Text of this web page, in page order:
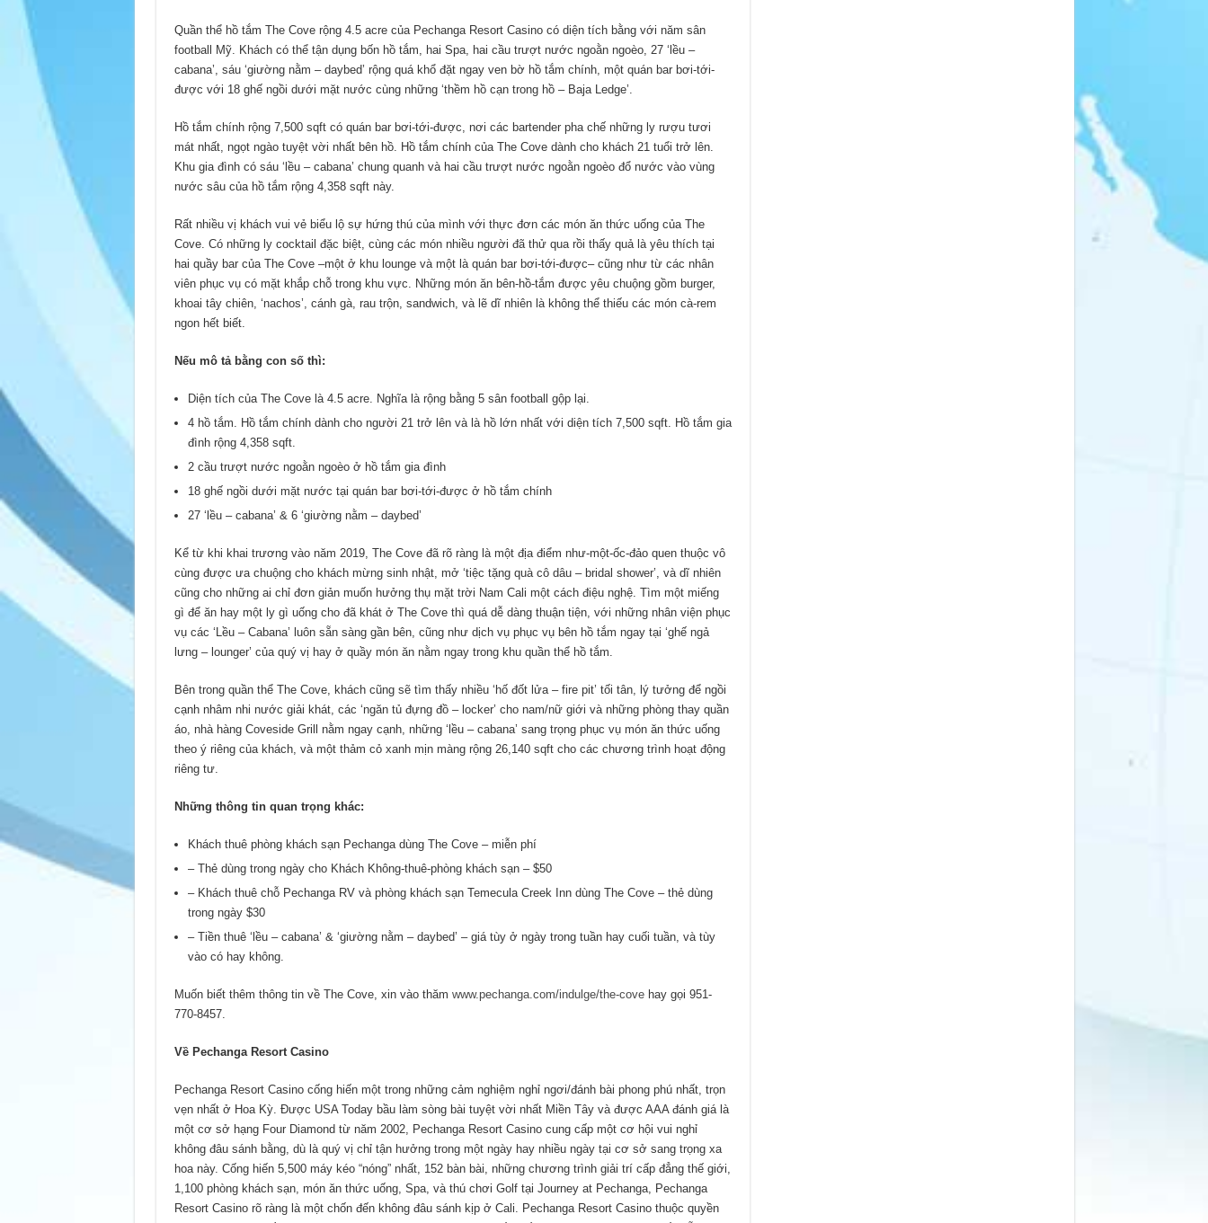
Quần thể hồ tắm The Cove rộng 4.5 acre của Pechanga Resort Casino có diện tích bằng với năm sân
football Mỹ. Khách có thể tận dụng bốn hồ tắm, hai Spa, hai cầu trượt nước ngoằn ngoèo, 27 ‘lều –
cabana’, sáu ‘giường nằm – daybed’ rộng quá khổ đặt ngay ven bờ hồ tắm chính, một quán bar bơi-tới-
được với 18 ghế ngồi dưới mặt nước cùng những ‘thềm hồ cạn trong hồ – Baja Ledge’.
Hồ tắm chính rộng 7,500 sqft có quán bar bơi-tới-được, nơi các bartender pha chế những ly rượu tươi
mát nhất, ngọt ngào tuyệt vời nhất bên hồ. Hồ tắm chính của The Cove dành cho khách 21 tuổi trở lên.
Khu gia đình có sáu ‘lều – cabana’ chung quanh và hai cầu trượt nước ngoằn ngoèo đổ nước vào vùng
nước sâu của hồ tắm rộng 4,358 sqft này.
Rất nhiều vị khách vui vẻ biểu lộ sự hứng thú của mình với thực đơn các món ăn thức uống của The
Cove. Có những ly cocktail đặc biệt, cùng các món nhiều người đã thử qua rồi thấy quả là yêu thích tại
hai quầy bar của The Cove –một ở khu lounge và một là quán bar bơi-tới-được– cũng như từ các nhân
viên phục vụ có mặt khắp chỗ trong khu vực. Những món ăn bên-hồ-tắm được yêu chuộng gồm burger,
khoai tây chiên, ‘nachos’, cánh gà, rau trộn, sandwich, và lẽ dĩ nhiên là không thể thiếu các món cà-rem
ngon hết biết.
Nếu mô tả bằng con số thì:
Diện tích của The Cove là 4.5 acre. Nghĩa là rộng bằng 5 sân football gộp lại.
4 hồ tắm. Hồ tắm chính dành cho người 21 trở lên và là hồ lớn nhất với diện tích 7,500 sqft. Hồ tắm gia
đình rộng 4,358 sqft.
2 cầu trượt nước ngoằn ngoèo ở hồ tắm gia đình
18 ghế ngồi dưới mặt nước tại quán bar bơi-tới-được ở hồ tắm chính
27 ‘lều – cabana’ & 6 ‘giường nằm – daybed’
Kể từ khi khai trương vào năm 2019, The Cove đã rõ ràng là một địa điểm như-một-ốc-đảo quen thuộc vô
cùng được ưa chuộng cho khách mừng sinh nhật, mở ‘tiệc tặng quà cô dâu – bridal shower’, và dĩ nhiên
cũng cho những ai chỉ đơn giản muốn hưởng thụ mặt trời Nam Cali một cách điệu nghệ. Tìm một miếng
gì để ăn hay một ly gì uống cho đã khát ở The Cove thì quá dễ dàng thuận tiện, với những nhân viện phục
vụ các ‘Lều – Cabana’ luôn sẵn sàng gần bên, cũng như dịch vụ phục vụ bên hồ tắm ngay tại ‘ghế ngả
lưng – lounger’ của quý vị hay ở quầy món ăn nằm ngay trong khu quần thể hồ tắm.
Bên trong quần thể The Cove, khách cũng sẽ tìm thấy nhiều ‘hố đốt lửa – fire pit’ tối tân, lý tưởng để ngồi
cạnh nhâm nhi nước giải khát, các ‘ngăn tủ đựng đồ – locker’ cho nam/nữ giới và những phòng thay quần
áo, nhà hàng Coveside Grill nằm ngay cạnh, những ‘lều – cabana’ sang trọng phục vụ món ăn thức uống
theo ý riêng của khách, và một thảm cỏ xanh mịn màng rộng 26,140 sqft cho các chương trình hoạt động
riêng tư.
Những thông tin quan trọng khác:
Khách thuê phòng khách sạn Pechanga dùng The Cove – miễn phí
– Thẻ dùng trong ngày cho Khách Không-thuê-phòng khách sạn – $50
– Khách thuê chỗ Pechanga RV và phòng khách sạn Temecula Creek Inn dùng The Cove – thẻ dùng
trong ngày $30
– Tiền thuê ‘lều – cabana’ & ‘giường nằm – daybed’ – giá tùy ở ngày trong tuần hay cuối tuần, và tùy
vào có hay không.
Muốn biết thêm thông tin về The Cove, xin vào thăm www.pechanga.com/indulge/the-covehay gọi 951-
770-8457.
Về Pechanga Resort Casino
Pechanga Resort Casino cống hiến một trong những cảm nghiệm nghỉ ngơi/đánh bài phong phú nhất, trọn
vẹn nhất ở Hoa Kỳ. Được USA Today bầu làm sòng bài tuyệt vời nhất Miền Tây và được AAA đánh giá là
một cơ sở hạng Four Diamond từ năm 2002, Pechanga Resort Casino cung cấp một cơ hội vui nghỉ
không đâu sánh bằng, dù là quý vị chỉ tận hưởng trong một ngày hay nhiều ngày tại cơ sở sang trọng xa
hoa này. Cống hiến 5,500 máy kéo “nóng” nhất, 152 bàn bài, những chương trình giải trí cấp đẳng thế giới,
1,100 phòng khách sạn, món ăn thức uống, Spa, và thú chơi Golf tại Journey at Pechanga, Pechanga
Resort Casino rõ ràng là một chốn đến không đâu sánh kịp ở Cali. Pechanga Resort Casino thuộc quyền